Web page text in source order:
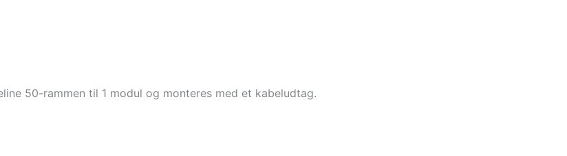
50-rammen til 1 modul og monteres med et kabeludtag.